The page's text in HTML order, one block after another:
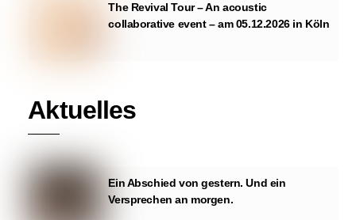
The Revival Tour – An acoustic
collaborative event – am 05.12.2026 in Köln
Aktuelles
Ein Abschied von gestern. Und ein
Versprechen an morgen.